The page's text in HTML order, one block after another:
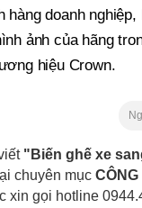
hàng doanh
ảnh của hãng
hiệu Crown.
"Biến ghế xe
chuyên mục CÔNG
xin gọi hotline